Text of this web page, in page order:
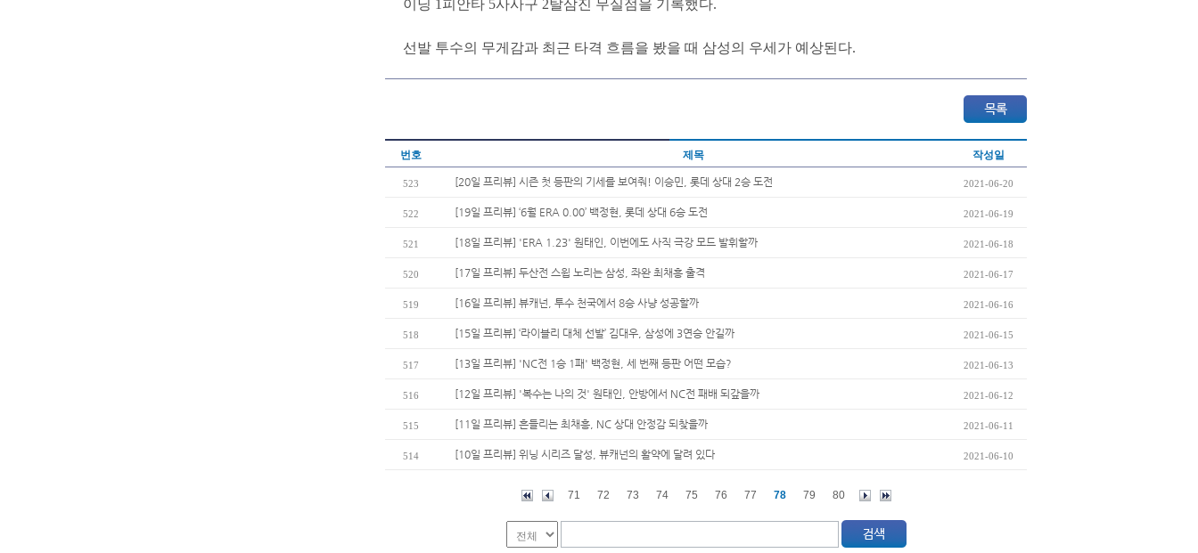
이닝 1피안타 5사사구 2탈삼진 무실점을 기록했다.
선발 투수의 무게감과 최근 타격 흐름을 봤을 때 삼성의 우세가 예상된다.
번호 제목 작성일
523 [20일 프리뷰] 시즌 첫 등판의 기세를 보여줘! 이승민, 롯데 상대 2승 도전 2021-06-20
522 [19일 프리뷰] ‘6월 ERA 0.00’ 백정현, 롯데 상대 6승 도전 2021-06-19
521 [18일 프리뷰] 'ERA 1.23' 원태인, 이번에도 사직 극강 모드 발휘할까 2021-06-18
520 [17일 프리뷰] 두산전 스윕 노리는 삼성, 좌완 최채흥 출격 2021-06-17
519 [16일 프리뷰] 뷰캐넌, 투수 천국에서 8승 사냥 성공할까 2021-06-16
518 [15일 프리뷰] ‘라이블리 대체 선발’ 김대우, 삼성에 3연승 안길까 2021-06-15
517 [13일 프리뷰] 'NC전 1승 1패' 백정현, 세 번째 등판 어떤 모습? 2021-06-13
516 [12일 프리뷰] '복수는 나의 것' 원태인, 안방에서 NC전 패배 되갚을까 2021-06-12
515 [11일 프리뷰] 흔들리는 최채흥, NC 상대 안정감 되찾을까 2021-06-11
514 [10일 프리뷰] 위닝 시리즈 달성, 뷰캐넌의 활약에 달려 있다 2021-06-10
71 72 73 74 75 76 77 78 79 80